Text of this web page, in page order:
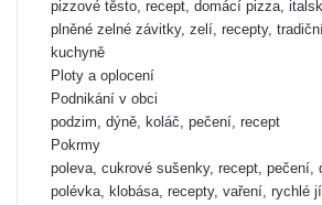
pizzové těsto, recept, domácí pizza,
plněné zelné závitky, zelí, recepty,
kuchyně
Ploty a oplocení
Podnikání v obci
podzim, dýně, koláč, pečení, recept
Pokrmy
poleva, cukrové sušenky, recept, pečení,
polévka, klobása, recepty, vaření, rychlé